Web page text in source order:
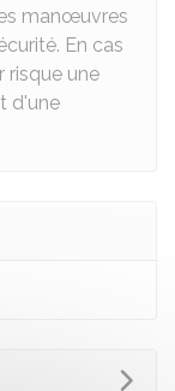
manœuvres
En cas
risque une
d'une